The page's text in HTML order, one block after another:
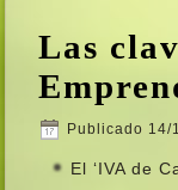
Las
Publicado 14/
El ‘IVA de